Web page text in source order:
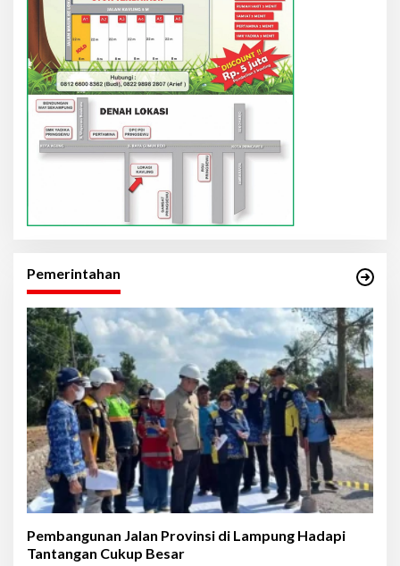
Pemerintahan
Pembangunan Jalan Provinsi di Lampung Hadapi
Tantangan Cukup Besar